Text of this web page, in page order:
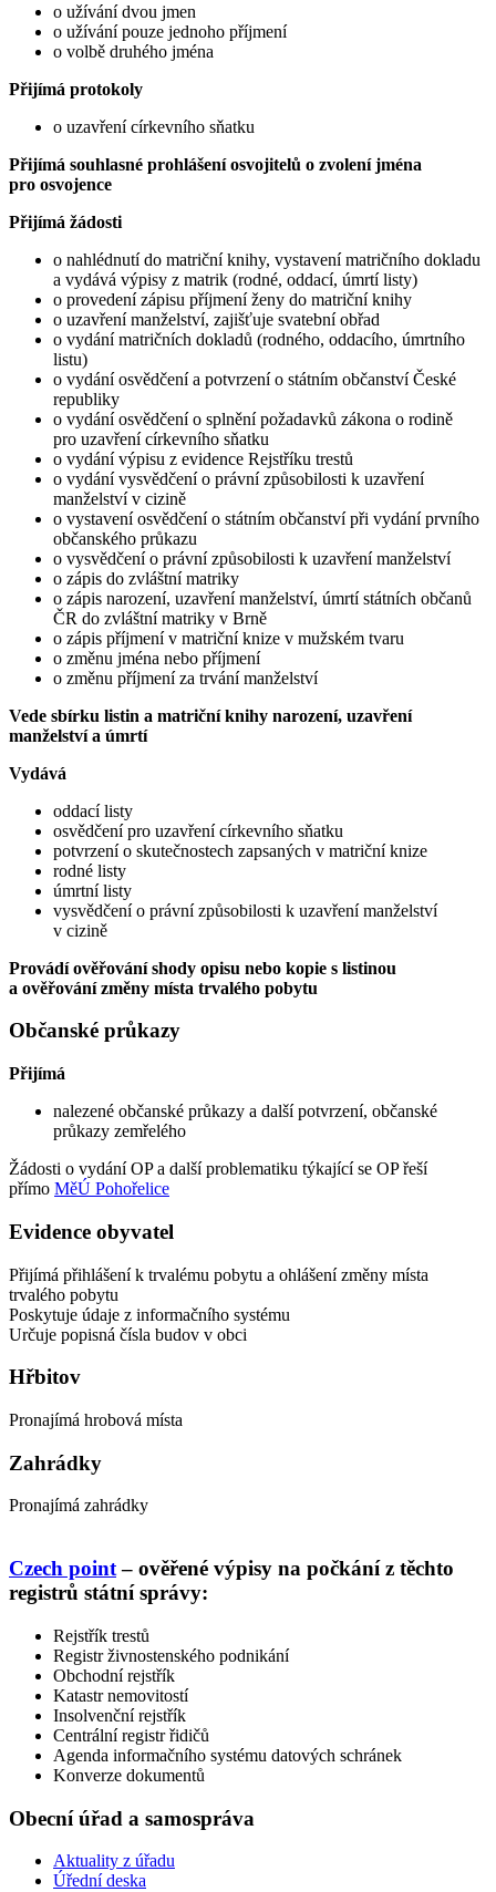
o užívání dvou jmen
o užívání pouze jednoho příjmení
o volbě druhého jména
Přijímá protokoly
o uzavření církevního sňatku
Přijímá souhlasné prohlášení osvojitelů o zvolení jména
pro osvojence
Přijímá žádosti
o nahlédnutí do matriční knihy, vystavení matričního dokladu
a vydává výpisy z matrik (rodné, oddací, úmrtí listy)
o provedení zápisu příjmení ženy do matriční knihy
o uzavření manželství, zajišťuje svatební obřad
o vydání matričních dokladů (rodného, oddacího, úmrtního
listu)
o vydání osvědčení a potvrzení o státním občanství České
republiky
o vydání osvědčení o splnění požadavků zákona o rodině
pro uzavření církevního sňatku
o vydání výpisu z evidence Rejstříku trestů
o vydání vysvědčení o právní způsobilosti k uzavření
manželství v cizině
o vystavení osvědčení o státním občanství při vydání prvního
občanského průkazu
o vysvědčení o právní způsobilosti k uzavření manželství
o zápis do zvláštní matriky
o zápis narození, uzavření manželství, úmrtí státních občanů
ČR do zvláštní matriky v Brně
o zápis příjmení v matriční knize v mužském tvaru
o změnu jména nebo příjmení
o změnu příjmení za trvání manželství
Vede sbírku listin a matriční knihy narození, uzavření
manželství a úmrtí
Vydává
oddací listy
osvědčení pro uzavření církevního sňatku
potvrzení o skutečnostech zapsaných v matriční knize
rodné listy
úmrtní listy
vysvědčení o právní způsobilosti k uzavření manželství
v cizině
Provádí ověřování shody opisu nebo kopie s listinou
a ověřování změny místa trvalého pobytu
Občanské průkazy
Přijímá
nalezené občanské průkazy a další potvrzení, občanské
průkazy zemřelého
Žádosti o vydání OP a další problematiku týkající se OP řeší
přímo MěÚ Pohořelice
Evidence obyvatel
Přijímá přihlášení k trvalému pobytu a ohlášení změny místa
trvalého pobytu
Poskytuje údaje z informačního systému
Určuje popisná čísla budov v obci
Hřbitov
Pronajímá hrobová místa
Zahrádky
Pronajímá zahrádky
Czech point– ověřené výpisy na počkání z těchto
registrů státní správy:
Rejstřík trestů
Registr živnostenského podnikání
Obchodní rejstřík
Katastr nemovitostí
Insolvenční rejstřík
Centrální registr řidičů
Agenda informačního systému datových schránek
Konverze dokumentů
Obecní úřad a samospráva
Aktuality z úřadu
Úřední deska